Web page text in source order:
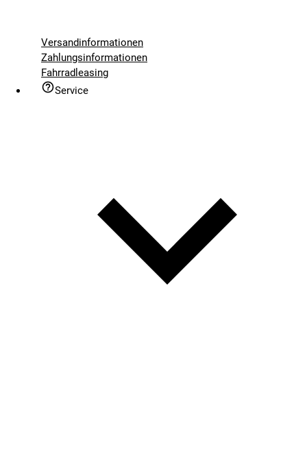
Versandinformationen
Zahlungsinformationen
Fahrradleasing
Service